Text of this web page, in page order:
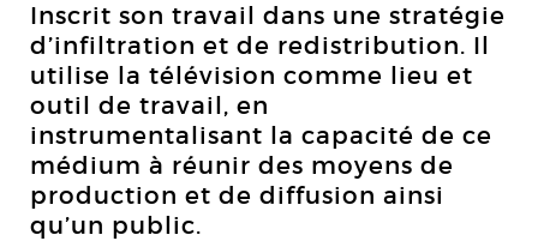
Inscrit son travail dans une stratégie
d’infiltration et de redistribution. Il
utilise la télévision comme lieu et
outil de travail, en
instrumentalisant la capacité de ce
médium à réunir des moyens de
production et de diffusion ainsi
qu’un public.